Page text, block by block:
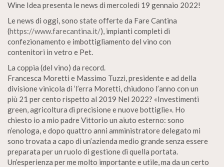
Wine Idea presenta le news di mercoledì 19 gennaio 2022!
Le news di oggi, sono state offerte da Fare Cantina
(https://www.farecantina.it/), impianti completi di
confezionamento e imbottigliamento del vino con
contenitori in vetro e Pet.
La coppia (del vino) da record.
Francesca Moretti e Massimo Tuzzi, presidente e ad della
divisione vinicola di ‘l’erra Moretti, chiudono l’anno con un
più 21 per cento rispetto al 2019 Nel 2022? «Investimenti
green, agricoltura di precisione e nuove bottiglie». Ho
chiesto io a mio padre Vittorio un aiuto esterno: sono
n’enologa, e dopo quattro anni amministratore delegato mi
sono trovata a capo di un’azienda medio grande senza essere
preparata per un ruolo di gestione di quella portata.
Un’esperienza per me molto importante e utile, ma da un certo